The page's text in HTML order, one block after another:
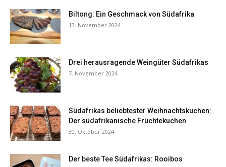
Biltong: Ein Geschmack von Südafrika
13. November 2024
Drei herausragende Weingüter Südafrikas
7. November 2024
Südafrikas beliebtester Weihnachtskuchen:
Der südafrikanische Früchtekuchen
30. Oktober 2024
Der beste Tee Südafrikas: Rooibos